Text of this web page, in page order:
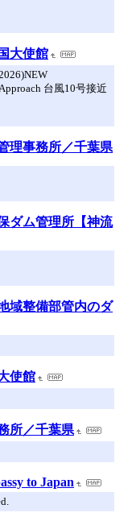
大使館
台風10号接近
理事務所／千葉県
ダム管理所【神流
域整備部管内のダ
使館
所／千葉県
to Japan